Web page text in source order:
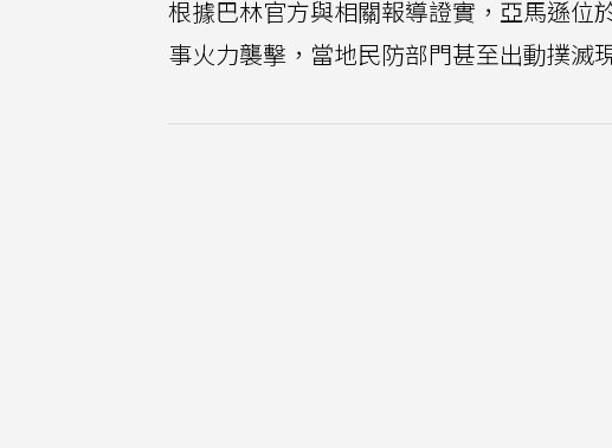
根據巴林官方與相關報導證實，亞馬遜位
事火力襲擊，當地民防部門甚至出動撲滅